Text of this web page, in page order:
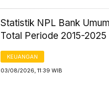
Statistik NPL Bank
Total Periode 2015-2025
KEUANGAN
03/08/2026, 11:39 WIB